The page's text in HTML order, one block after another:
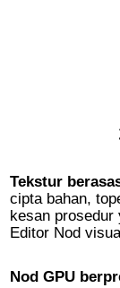
Tekstur
cipta bahan,
kesan prosedur
Editor Nod
Nod GPU